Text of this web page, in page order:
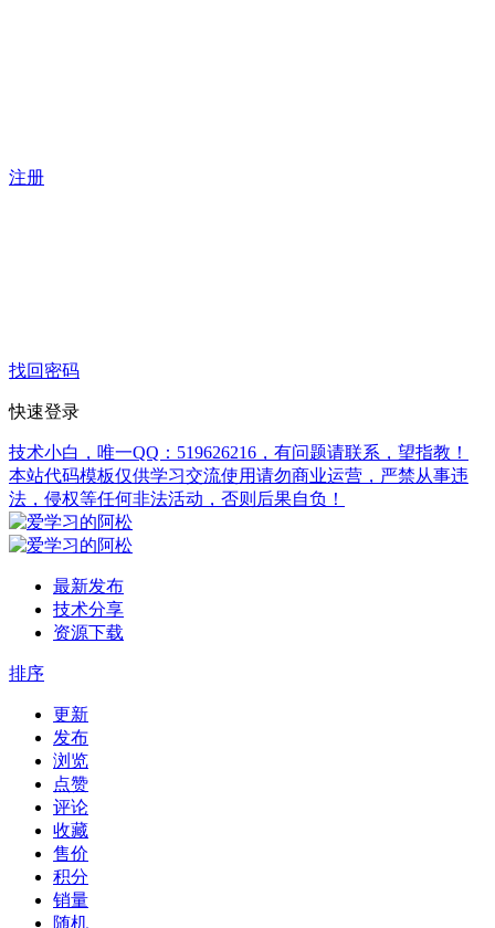
注册
找回密码
快速登录
技术小白，唯一QQ：519626216，有问题请联系，望指教！
本站代码模板仅供学习交流使用请勿商业运营，严禁从事违
法，侵权等任何非法活动，否则后果自负！
最新发布
技术分享
资源下载
排序
更新
发布
浏览
点赞
评论
收藏
售价
积分
销量
随机